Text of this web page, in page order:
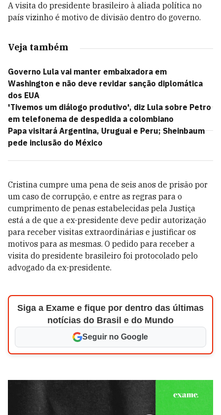
A visita do presidente brasileiro à aliada política no
país vizinho é motivo de divisão dentro do governo.
Veja também
Governo Lula vai manter embaixadora em
Washington e não deve revidar sanção diplomática
dos EUA
'Tivemos um diálogo produtivo', diz Lula sobre Petro
em telefonema de despedida a colombiano
Papa visitará Argentina, Uruguai e Peru; Sheinbaum
pede inclusão do México
Cristina cumpre uma pena de seis anos de prisão por
um caso de corrupção, e entre as regras para o
cumprimento de penas estabelecidas pela Justiça
está a de que a ex-presidente deve pedir autorização
para receber visitas extraordinárias e justificar os
motivos para as mesmas. O pedido para receber a
visita do presidente brasileiro foi protocolado pelo
advogado da ex-presidente.
Siga a Exame e fique por dentro das últimas
notícias do Brasil e do Mundo
Seguir no Google